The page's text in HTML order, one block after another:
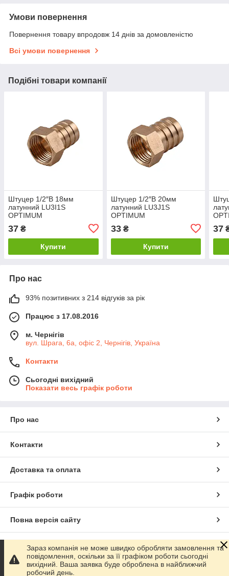
Умови повернення
Повернення товару впродовж 14 днів за домовленістю
Всі умови повернення
Подібні товари компанії
Штуцер 1/2″В 18мм
латунний LU3I1S
OPTIMUM
37 ₴
Купити
Штуцер 1/2″В 20мм
латунний LU3J1S
OPTIMUM
33₴
Купити
37
Про нас
93% позитивних з 214 відгуків за рік
Працює з 17.08.2016
м. Чернігів
вул. Шрага, 6а, офіс 2, Чернігів, Україна
Контакти
Сьогодні вихідний
Показати весь графік роботи
Про нас
Контакти
Доставка та оплата
Графік роботи
Повна версія сайту
Сайт створено на маркетплейсі Prom.ua
Політика конфіденційності
Зараз компанія не може швидко обробляти замовлення та
повідомлення, оскільки за її графіком роботи сьогодні
вихідний. Ваша заявка буде оброблена в найближчий
робочий день.